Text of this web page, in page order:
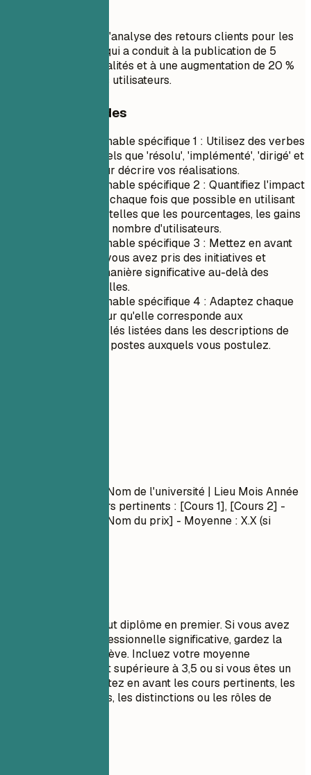
Animé des ateliers d'analyse des retours clients pour les
équipes produit, ce qui a conduit à la publication de 5
nouvelles fonctionnalités et à une augmentation de 20 %
de la fidélisation des utilisateurs.
Conseils rapides
Conseil actionnable spécifique 1 : Utilisez des verbes
d'action forts tels que 'résolu', 'implémenté', 'dirigé' et
'augmenté' pour décrire vos réalisations.
Conseil actionnable spécifique 2 : Quantifiez l'impact
de vos actions chaque fois que possible en utilisant
des métriques telles que les pourcentages, les gains
de temps ou le nombre d'utilisateurs.
Conseil actionnable spécifique 3 : Mettez en avant
les projets où vous avez pris des initiatives et
contribué de manière significative au-delà des
tâches habituelles.
Conseil actionnable spécifique 4 : Adaptez chaque
expérience pour qu'elle corresponde aux
qualifications clés listées dans les descriptions de
poste pour les postes auxquels vous postulez.
| Nom de l'université | Lieu Mois Année
- Cours pertinents : [Cours 1], [Cours 2] -
Distinctions/Prix : [Nom du prix] - Moyenne : X.X (si
Listez votre plus haut diplôme en premier. Si vous avez
une expérience professionnelle significative, gardez la
section formation brève. Incluez votre moyenne
seulement si elle est supérieure à 3,5 ou si vous êtes un
récent diplômé. Mettez en avant les cours pertinents, les
projets académiques, les distinctions ou les rôles de